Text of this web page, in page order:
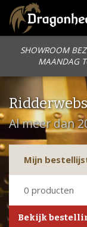
SHOWROOM
MAANDAG
Al meer dan
Mijn
0 producten
Bekijk